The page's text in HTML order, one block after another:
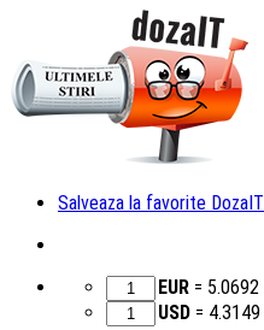
Salveaza la favorite DozaIT
EUR = 5.0692
USD = 4.3149